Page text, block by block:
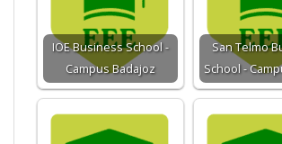
IOE Business School -
Campus Badajoz
San Telmo
School -